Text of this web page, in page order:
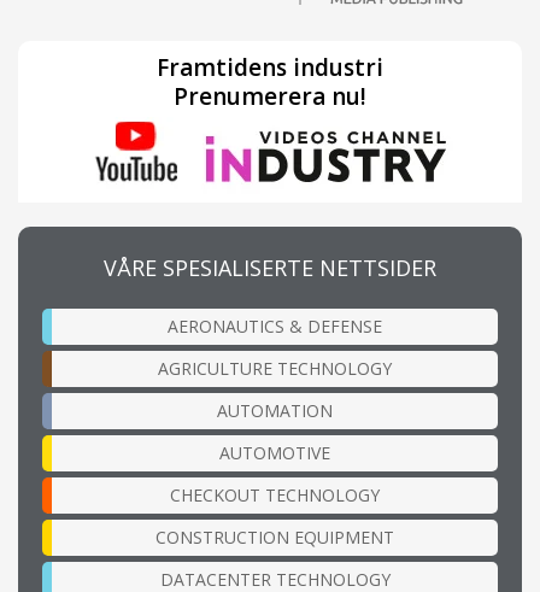
Framtidens industri
Prenumerera nu!
VÅRE SPESIALISERTE NETTSIDER
AERONAUTICS & DEFENSE
AGRICULTURE TECHNOLOGY
AUTOMATION
AUTOMOTIVE
CHECKOUT TECHNOLOGY
CONSTRUCTION EQUIPMENT
DATACENTER TECHNOLOGY